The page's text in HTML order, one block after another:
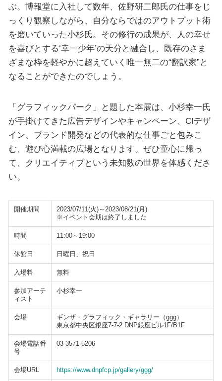
ぶ。博報堂に入社して数年、佐野研二郎氏の仕事をじ
っくり観察しながら、自分ならではのアウトプット術
を磨いていった小杉氏。その修行の成果が、人の幸せ
を喜びとする‘幸一少年’の天分と融合し、既存のさま
ざまな枠を軽やかに超えていく唯一無二の“翻訳家”と
なることができたのでしょう。
「グラフィックパーク」と題した本展は、小杉幸一氏
が手掛けてきた広告デザインやキャンペーン、CIデザ
イン、ブランド開発などの代表的な仕事ごと包みこ
む、遊び心満載の広場となります。ぜひ童心に帰っ
て、クリエイティブという未知数の世界を体感くださ
い。
開催期間
2023/07/11(火)～2023/08/21(月)
※イベント会期は終了しました
時間 11:00～19:00
休館日 日曜日、祝日
入場料 無料
参加アーテ
ィスト
小杉幸一
会場
ギンザ・グラフィック・ギャラリー（ggg）
東京都中央区銀座7-7-2 DNP銀座ビル1F/B1F
会場電話番
号
03-3571-5206
会場URL https://www.dnpfcp.jp/gallery/ggg/